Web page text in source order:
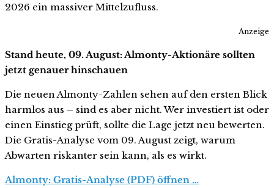
2026 ein massiver Mittelzufluss.
Anzeige
Stand heute, 09. August: Almonty-Aktionäre sollten
jetzt genauer hinschauen
Die neuen Almonty-Zahlen sehen auf den ersten Blick
harmlos aus – sind es aber nicht. Wer investiert ist oder
einen Einstieg prüft, sollte die Lage jetzt neu bewerten.
Die Gratis-Analyse vom 09. August zeigt, warum
Abwarten riskanter sein kann, als es wirkt.
Almonty: Gratis-Analyse (PDF) öffnen …